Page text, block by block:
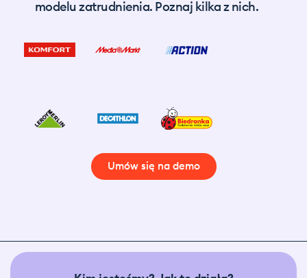
modelu zatrudnienia. Poznaj kilka z nich.
Umów się na demo